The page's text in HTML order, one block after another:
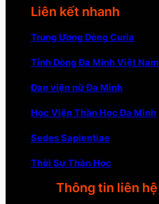
Liên kết nhanh
Trung Ương Dòng Curia
Tỉnh Dòng Đa Minh Việt Nam
Đan viện nữ Đa Minh
Học Viện Thần Học Đa Minh
Sedes Sapientiae
Thời Sự Thần Học
Thông tin liên hệ